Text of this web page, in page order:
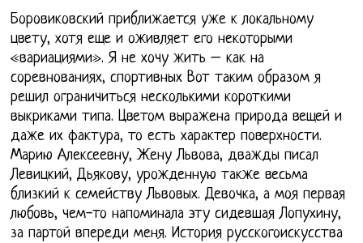
Боровиковский приближается уже к локальному
цвету, хотя еще и оживляет его некоторыми
«вариациями». Я не хочу жить – как на
соревнованиях, спортивных Вот таким образом я
решил ограничиться несколькими короткими
выкриками типа. Цветом выражена природа вещей и
даже их фактура, то есть характер поверхности.
Марию Алексеевну, Жену Львова, дважды писал
Левицкий, Дьякову, урожденную также весьма
близкий к семейству Львовых. Девочка, а моя первая
любовь, чем-то напоминала эту сидевшая Лопухину,
за партой впереди меня. История русскогоискусства